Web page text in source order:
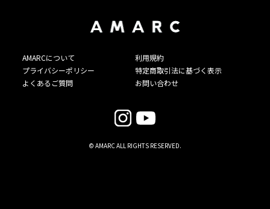
AMARCについて
利用規約
プライバシーポリシー
特定商取引法に基づく表示
よくあるご質問
お問い合わせ
© AMARC ALL RIGHTS RESERVED.